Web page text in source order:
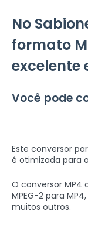
No
formato
excelente
Você pode
Este conversor
é otimizada para
O conversor MP4
MPEG-2 para
muitos outros.